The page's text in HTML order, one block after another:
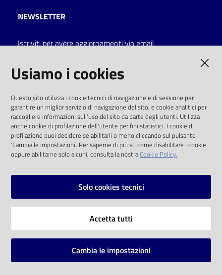
Catalogo
on line
Eventi
Chiedi al
bibliotecario
NEWSLETTER
Iscriviti per avere aggiornamenti via email
solo alle condizioni previste dalla direttiva
comunitaria 2003/98/CE e dal d.lgs. 36/2006
SOCIAL
Instagram
Vai alla pagina
Mappa del sito
Usiamo i cookies
Questo sito utilizza i cookie tecnici di navigazione e di sessione per
garantire un miglior servizio di navigazione del sito, e cookie analitici per
raccogliere informazioni sull'uso del sito da parte degli utenti. Utilizza
anche cookie di profilazione dell'utente per fini statistici. I cookie di
profilazione puoi decidere se abilitarli o meno cliccando sul pulsante
'Cambia le impostazioni'. Per saperne di più su come disabilitare i cookie
oppure abilitarne solo alcuni, consulta la nostraCookie Policy.
Solo cookies tecnici
Accetta tutti
Cambia le impostazioni